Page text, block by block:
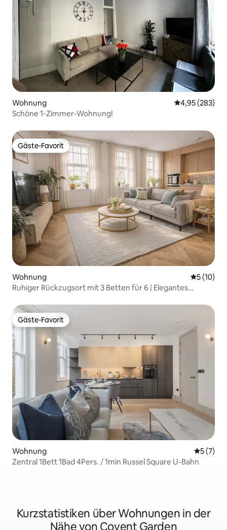
Wohnung
4,95 (283)
Schöne 1-Zimmer-Wohnung!
Gäste-Favorit
Gäste-Favorit
Wohnung
5 (10)
Ruhiger Rückzugsort mit 3 Betten für 6 | Elegantes
Gäste-Favorit
Gäste-Favorit
Wohnung
5 (7)
Zentral 1Bett 1Bad 4Pers. / 1min Russel Square U-Bahn
Kurzstatistiken über Wohnungen in der
Nähe von Covent Garden